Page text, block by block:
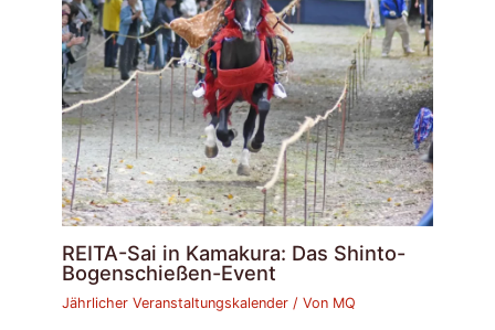
REITA-Sai in Kamakura: Das Shinto-
Bogenschießen-Event
Jährlicher Veranstaltungskalender / Von MQ